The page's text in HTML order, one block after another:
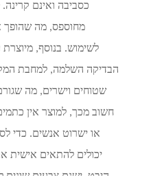
כסביבה ואינם
מחוספס, מה שהופך
לשימוש. בנוסף,
הבדיקה השלמה, למחבת
שטוחים וישרים, מה
חשוב מכך, למוצר אין
או ישרוט אנשים. כדי
יכולים להתאים אישית